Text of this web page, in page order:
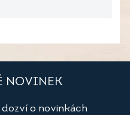
NOVINEK
o novinkách